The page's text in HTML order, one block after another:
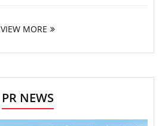
VIEW MORE
PR NEWS